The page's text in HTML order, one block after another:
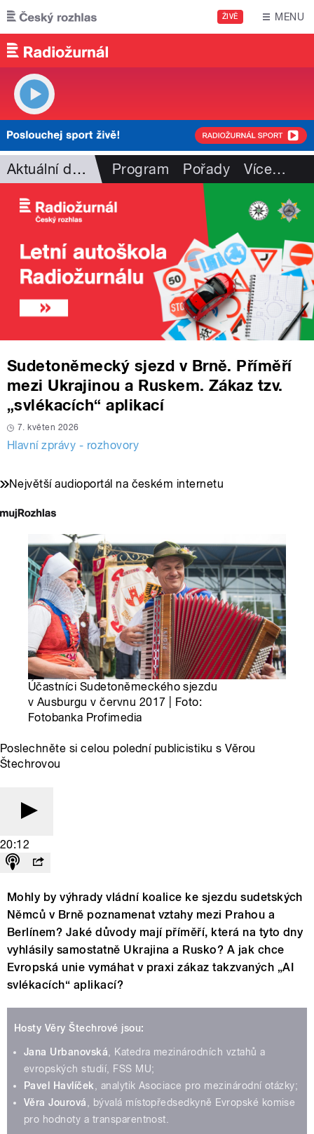
Přejít k hlavnímu obsahu
ŽIVĚ MENU
Aktuální dění Program Pořady Více…
Sudetoněmecký sjezd v Brně. Příměří
mezi Ukrajinou a Ruskem. Zákaz tzv.
„svlékacích“ aplikací
7. květen 2026
Hlavní zprávy - rozhovory
Největší audioportál na českém internetu
Účastníci Sudetoněmeckého sjezdu
v Ausburgu v červnu 2017 | Foto:
Fotobanka Profimedia
Poslechněte si celou polední publicistiku s Věrou
Štechrovou
20:12
Mohly by výhrady vládní koalice ke sjezdu sudetských
Němců v Brně poznamenat vztahy mezi Prahou a
Berlínem? Jaké důvody mají příměří, která na tyto dny
vyhlásily samostatně Ukrajina a Rusko? A jak chce
Evropská unie vymáhat v praxi zákaz takzvaných „AI
svlékacích“ aplikací?
Hosty Věry Štechrové jsou:
Jana Urbanovská, Katedra mezinárodních vztahů a
evropských studií, FSS MU;
Pavel Havlíček, analytik Asociace pro mezinárodní otázky;
Věra Jourová, bývalá místopředsedkyně Evropské komise
pro hodnoty a transparentnost.